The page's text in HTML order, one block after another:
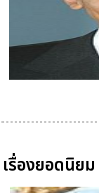
เรื่องยอดนิยม